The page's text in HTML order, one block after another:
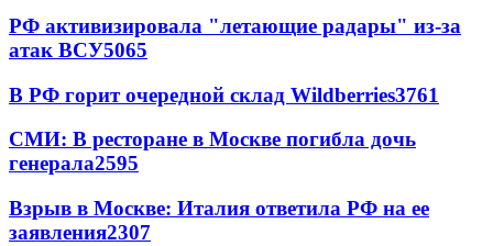
РФ активизировала "летающие радары" из-за
атак ВСУ5065
В РФ горит очередной склад Wildberries3761
СМИ: В ресторане в Москве погибла дочь
генерала2595
Взрыв в Москве: Италия ответила РФ на ее
заявления2307